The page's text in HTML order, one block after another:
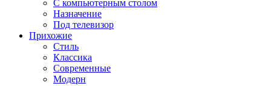
С компьютерным столом
Назначение
Под телевизор
Прихожие
Стиль
Классика
Современные
Модерн